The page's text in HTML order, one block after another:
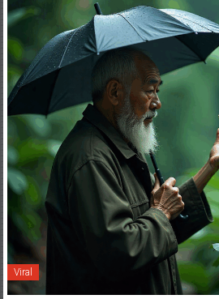
Viral